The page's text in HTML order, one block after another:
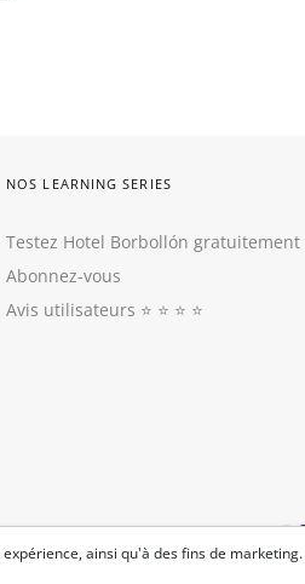
ainsi qu'à des fins de
NOS LEARNING SERIES
Testez Hotel Borbollón gratuitement
Abonnez-vous
Avis utilisateurs ⭐️ ⭐️ ⭐️ ⭐️